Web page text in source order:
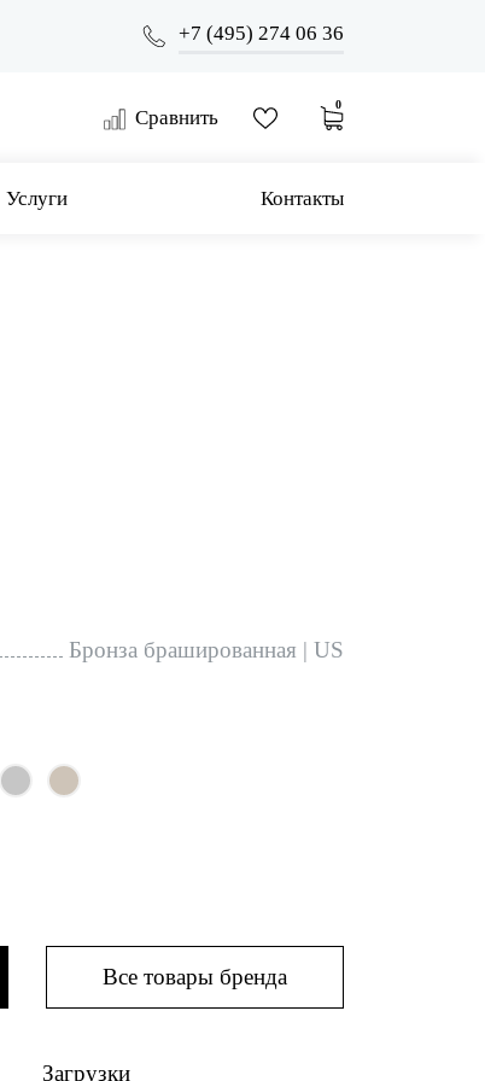
+7 (495) 274 06 36
Сравнить
0
Услуги Контакты
Бронза брашированная | US
Все товары бренда
Загрузки